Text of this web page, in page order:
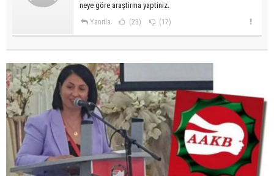
neye göre araştirma yaptiniz.
Yanıtla (23) (17)